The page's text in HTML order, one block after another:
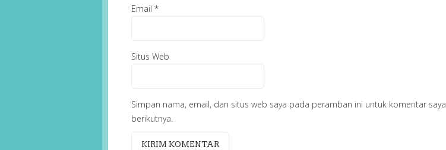
Email*
Situs Web
Simpan nama, email, dan situs web saya pada peramban ini untuk komentar saya
berikutnya.